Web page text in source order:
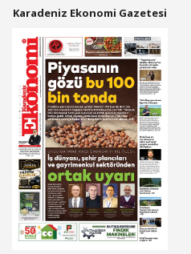
Karadeniz Ekonomi Gazetesi